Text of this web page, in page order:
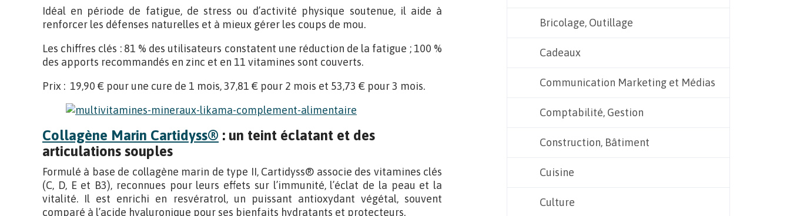
Idéal en période de fatigue, de stress ou d’activité physique soutenue, il aide à
renforcer les défenses naturelles et à mieux gérer les coups de mou.
Les chiffres clés : 81 % des utilisateurs constatent une réduction de la fatigue ; 100 %
des apports recommandés en zinc et en 11 vitamines sont couverts.
Prix : 19,90 € pour une cure de 1 mois, 37,81 € pour 2 mois et 53,73 € pour 3 mois.
Collagène Marin Cartidyss® : un teint éclatant et des
articulations souples
Formulé à base de collagène marin de type II, Cartidyss® associe des vitamines clés
(C, D, E et B3), reconnues pour leurs effets sur l’immunité, l’éclat de la peau et la
vitalité. Il est enrichi en resvératrol, un puissant antioxydant végétal, souvent
comparé à l’acide hyaluronique pour ses bienfaits hydratants et protecteurs.
Bricolage, Outillage
Cadeaux
Communication Marketing et Médias
Comptabilité, Gestion
Construction, Bâtiment
Cuisine
Culture